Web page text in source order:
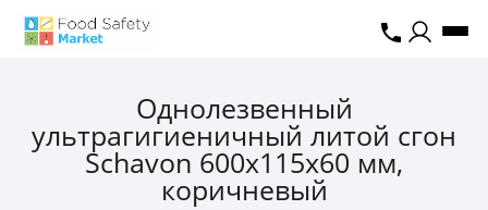
Однолезвенный
ультрагигиеничный литой сгон
Schavon 600x115x60 мм,
коричневый